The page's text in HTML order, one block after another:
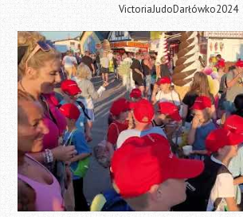
VictoriaJudoDarłówko2024